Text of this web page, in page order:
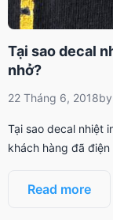
Tại sao decal
nhở?
22 Tháng 6, 2018by
Tại sao decal nhiệt
khách hàng đã
Read more